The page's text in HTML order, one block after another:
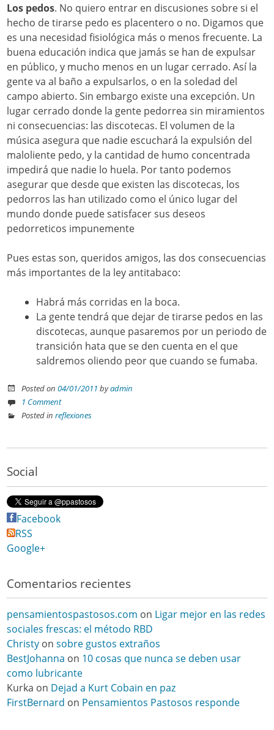
Los pedos. No quiero entrar en discusiones sobre si el
hecho de tirarse pedo es placentero o no. Digamos que
es una necesidad fisiológica más o menos frecuente. La
buena educación indica que jamás se han de expulsar
en público, y mucho menos en un lugar cerrado. Así la
gente va al baño a expulsarlos, o en la soledad del
campo abierto. Sin embargo existe una excepción. Un
lugar cerrado donde la gente pedorrea sin miramientos
ni consecuencias: las discotecas. El volumen de la
música asegura que nadie escuchará la expulsión del
maloliente pedo, y la cantidad de humo concentrada
impedirá que nadie lo huela. Por tanto podemos
asegurar que desde que existen las discotecas, los
pedorros las han utilizado como el único lugar del
mundo donde puede satisfacer sus deseos
pedorreticos impunemente
Pues estas son, queridos amigos, las dos consecuencias
más importantes de la ley antitabaco:
Habrá más corridas en la boca.
La gente tendrá que dejar de tirarse pedos en las
discotecas, aunque pasaremos por un periodo de
transición hata que se den cuenta en el que
saldremos oliendo peor que cuando se fumaba.
Posted on04/01/2011 byadmin
1 Comment
Posted inreflexiones
Social
Facebook
RSS
Google+
Comentarios recientes
pensamientospastosos.com on Ligar mejor en las redes
sociales frescas: el método RBD
Christy onsobre gustos extraños
BestJohanna on 10 cosas que nunca se deben usar
como lubricante
Kurka on Dejad a Kurt Cobain en paz
FirstBernard on Pensamientos Pastosos responde